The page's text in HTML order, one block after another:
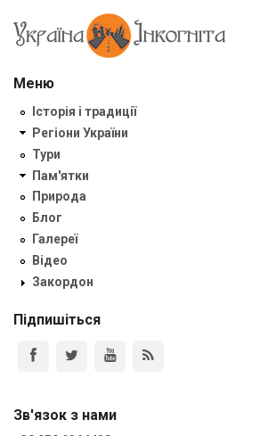
Меню
Історія і традиції
Регіони України
Тури
Пам'ятки
Природа
Блог
Галереї
Відео
Закордон
Підпишіться
Зв'язок з нами